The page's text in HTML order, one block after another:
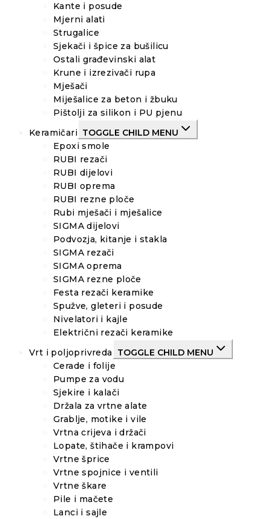
Kante i posude
Mjerni alati
Strugalice
Sjekači i špice za bušilicu
Ostali građevinski alat
Krune i izrezivači rupa
Mješači
Miješalice za beton i žbuku
Pištolji za silikon i PU pjenu
Keramičari TOGGLE CHILD MENU
Epoxi smole
RUBI rezači
RUBI dijelovi
RUBI oprema
RUBI rezne ploče
Rubi mješači i mješalice
SIGMA dijelovi
Podvozja, kitanje i stakla
SIGMA rezači
SIGMA oprema
SIGMA rezne ploče
Festa rezači keramike
Spužve, gleteri i posude
Nivelatori i kajle
Električni rezači keramike
Vrt i poljoprivreda
TOGGLE CHILD MENU
Cerade i folije
Pumpe za vodu
Sjekire i kalači
Držala za vrtne alate
Grablje, motike i vile
Vrtna crijeva i držači
Lopate, štihače i krampovi
Vrtne šprice
Vrtne spojnice i ventili
Vrtne škare
Pile i mačete
Lanci i sajle